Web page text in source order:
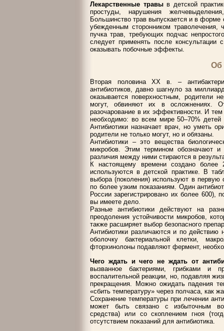
Лекарственные травыв детской
простуды, нарушения
Большинство трав выпускается и в форме
убежденным сторонником траволечения,
пучка трав, требующих подчас
следует применять после
оказывать побочные эффекты.
Об
Вторая половина ХХ в. –
антибиотиков, давно шагнуло за
оказывается поверхностным, родители
могут, обвиняют их в осложнениях.
разочарование в их эффективности. И
необходимо: во всем мире 50–70%
Антибиотики назначает врач, но уметь
родители не только могут, но и обязаны.
Антибиотики – это вещества
микробов. Этим термином обозначают и
различия между ними стираются в
К настоящему времени создано более
используются в детской практике. В
выбора (поколения) используют в
по более узким показаниям. Один
России зарегистрировано их более 600),
вы имеете дело.
Разные антибиотики действуют на
преодоления устойчивости микробов,
также расширяет выбор безопасного
Антибиотики различаются и по
оболочку бактериальной клетки,
фторхинолоны подавляют фермент,
Чего ждать и чего не ждать от
вызванное бактериями, грибками
воспалительной реакции, но, подавляя
прекращения. Можно ожидать падения
«сбить температуру» через полчаса, как
Сохранение температуры при лечении
может быть связано с избыточным
средства) или со скоплением гноя
отсутствием показаний для антибиотика.